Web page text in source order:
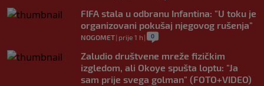
FIFA stala u odbranu Infantina: "U toku je
organizovani pokušaj njegovog rušenja"
NOGOMET| prije 1 h | 0
Zaludio društvene mreže fizičkim
izgledom, ali Okoye spušta loptu: "Ja
sam prije svega golman" (FOTO+VIDEO)